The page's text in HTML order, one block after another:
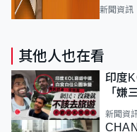
新聞資訊
其他人也在看
印度
「嫌
質旅
新聞資